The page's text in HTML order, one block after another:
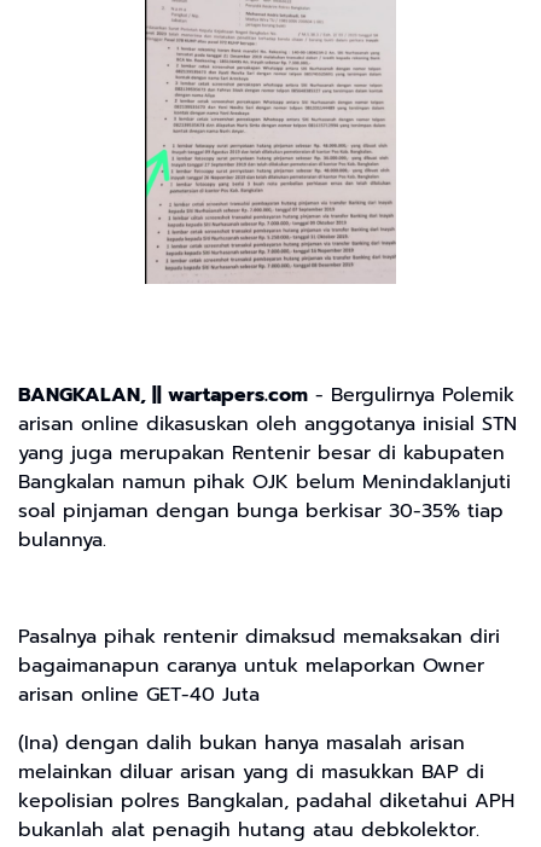
BANGKALAN, || wartapers.com - Bergulirnya Polemik
arisan online dikasuskan oleh anggotanya inisial STN
yang juga merupakan Rentenir besar di kabupaten
Bangkalan namun pihak OJK belum Menindaklanjuti
soal pinjaman dengan bunga berkisar 30-35% tiap
bulannya.
Pasalnya pihak rentenir dimaksud memaksakan diri
bagaimanapun caranya untuk melaporkan Owner
arisan online GET-40 Juta
(Ina) dengan dalih bukan hanya masalah arisan
melainkan diluar arisan yang di masukkan BAP di
kepolisian polres Bangkalan, padahal diketahui APH
bukanlah alat penagih hutang atau debkolektor.